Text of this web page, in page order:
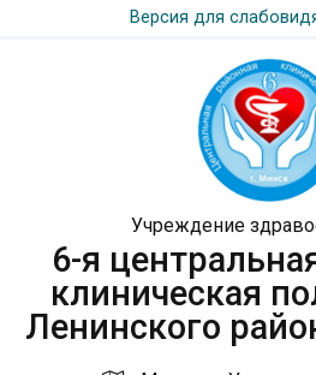
Версия для
Учреждение
6-я
клиническая
Ленинского